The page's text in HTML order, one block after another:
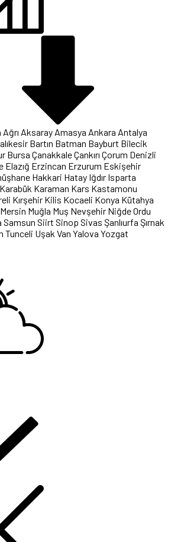
Ağrı Aksaray Amasya Ankara Antalya
Bartın Batman Bayburt Bilecik
Bursa ÇanakkaleÇankırı Çorum Denizli
Elazığ Erzincan Erzurum Eskişehir
Hakkari Hatay Iğdır Isparta
Karabük Karaman Kars Kastamonu
Kırşehir Kilis Kocaeli Konya Kütahya
Mersin Muğla Muş Nevşehir NiğdeOrdu
Samsun Siirt Sinop Sivas Şanlıurfa Şırnak
Tunceli Uşak Van Yalova Yozgat